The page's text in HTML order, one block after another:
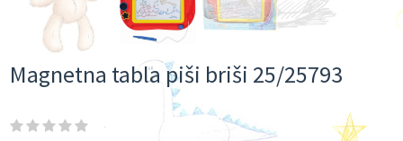
Magnetna tabla piši briši 25/25793